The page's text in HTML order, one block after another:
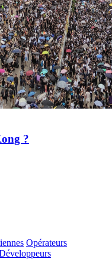
?
Opérateurs